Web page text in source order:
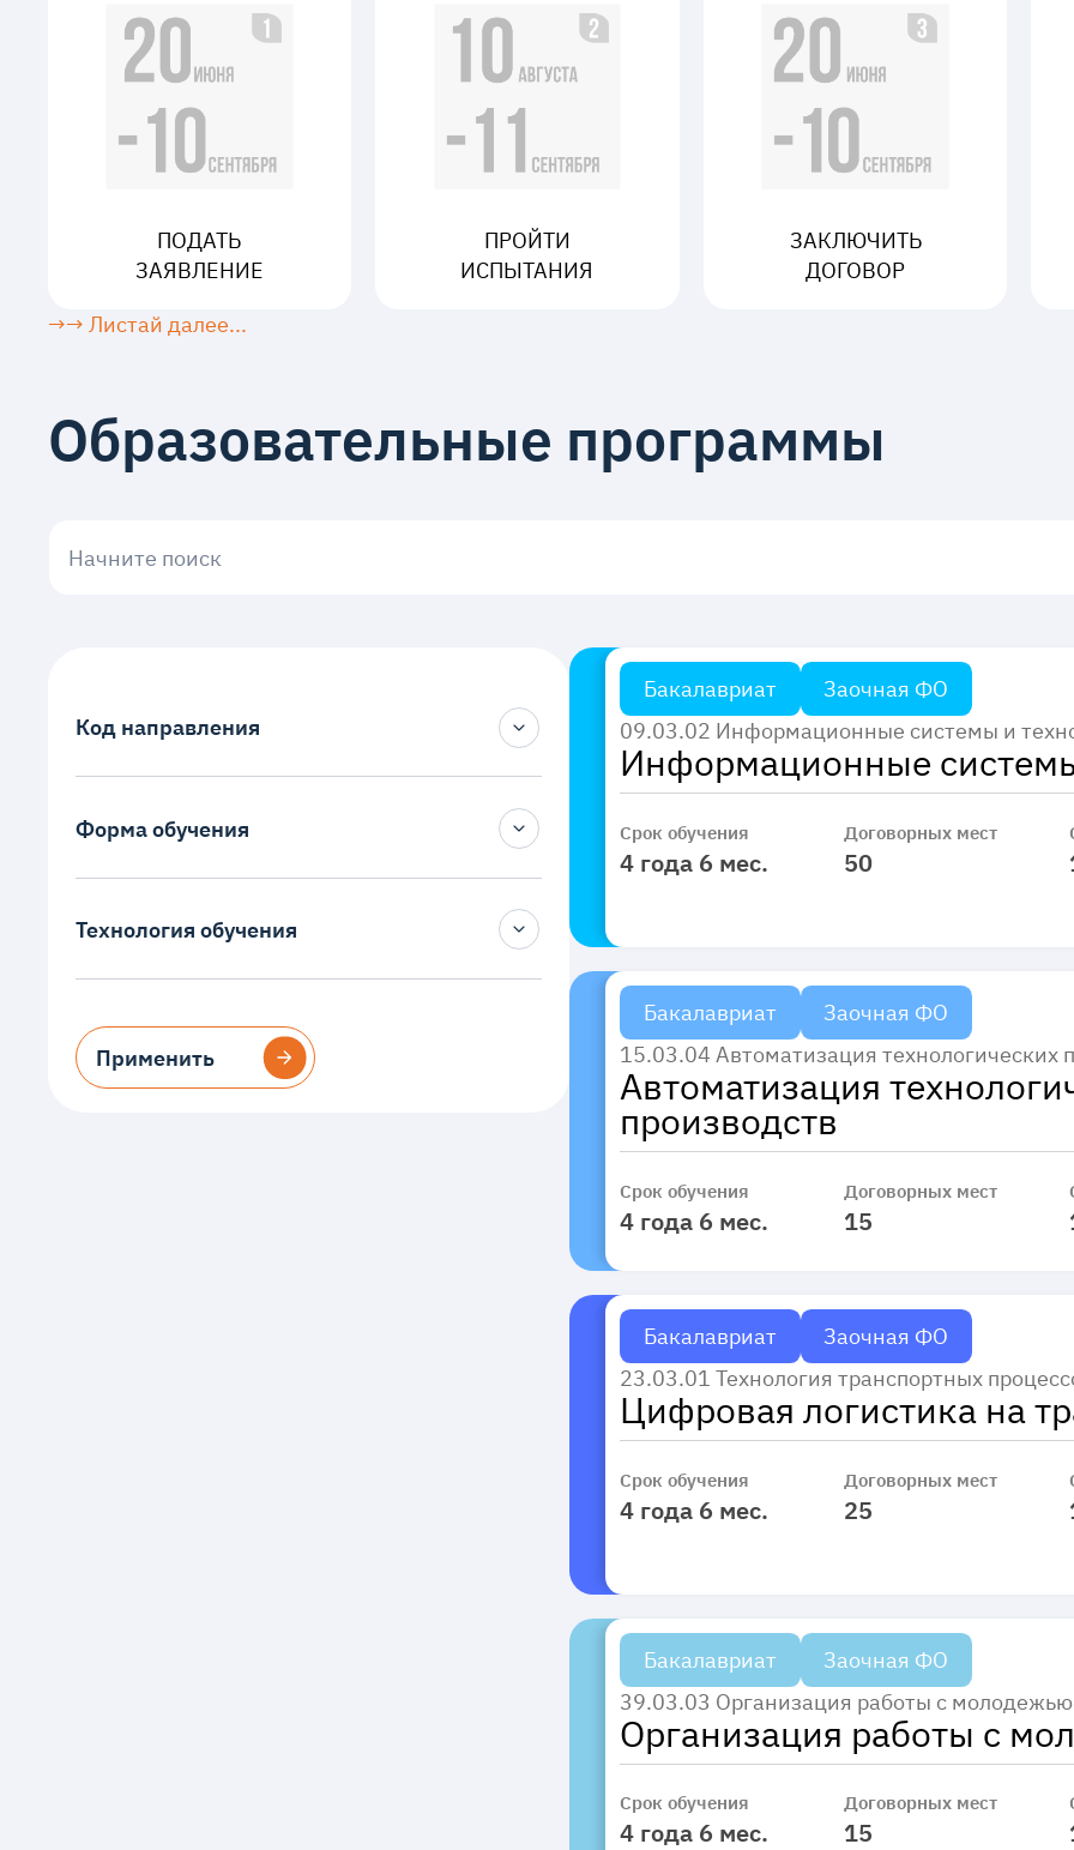
ПОДАТЬ
ЗАЯВЛЕНИЕ
ПРОЙТИ
ИСПЫТАНИЯ
ЗАКЛЮЧИТЬ
ДОГОВОР
→→ Листай далее...
Образовательные программы
Начните поиск
Код направления
Введите
Форма обучения
Заочная
Технология обучения
Применить
Применить
Бакалавриат
Заочная ФО
09.03.02 Информационные системы и
Информационные
Срок обучения
4 года 6 мес.
Договорных мест
50
Бакалавриат
Заочная ФО
15.03.04 Автоматизация технологических
Автоматизация
производств
Срок обучения
4 года 6 мес.
Договорных мест
15
Бакалавриат
Заочная ФО
23.03.01 Технология транспортных
Цифровая логистика на
Срок обучения
4 года 6 мес.
Договорных мест
25
Бакалавриат
Заочная ФО
39.03.03 Организация работы с молодежью
Организация работы с
Срок обучения
4 года 6 мес.
Договорных мест
15